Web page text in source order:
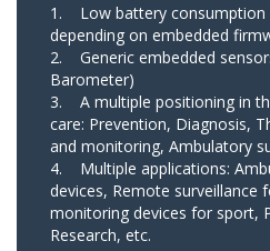
1. Low battery consumption
depending on embedded
2. Generic embedded
Barometer)
3. A multiple positioning in
care: Prevention, Diagnosis,
and monitoring, Ambulatory
4. Multiple applications:
devices, Remote surveillance
monitoring devices for sport,
Research, etc.